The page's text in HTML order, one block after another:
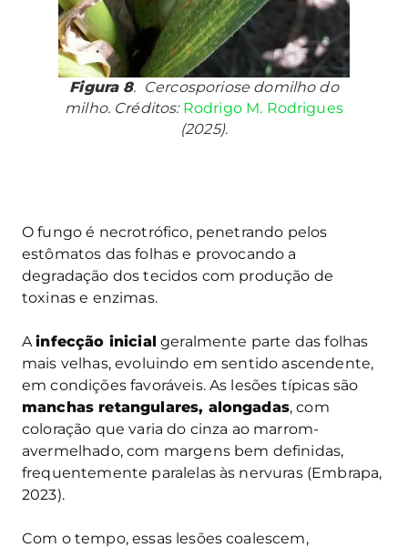
Figura 8. Cercosporiose domilho do
milho. Créditos: Rodrigo M. Rodrigues
(2025).
O fungo é necrotrófico, penetrando pelos
estômatos das folhas e provocando a
degradação dos tecidos com produção de
toxinas e enzimas.
Ainfecção inicial geralmente parte das folhas
mais velhas, evoluindo em sentido ascendente,
em condições favoráveis. As lesões típicas são
manchas retangulares, alongadas, com
coloração que varia do cinza ao marrom-
avermelhado, com margens bem definidas,
frequentemente paralelas às nervuras (Embrapa,
2023).
Com o tempo, essas lesões coalescem,